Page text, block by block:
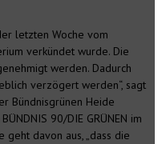
letzten Woche vom
verkündet wurde. Die
werden. Dadurch
verzögert werden“, sagt
Bündnisgrünen Heide
90/DIE GRÜNEN im
geht davon aus, „dass die